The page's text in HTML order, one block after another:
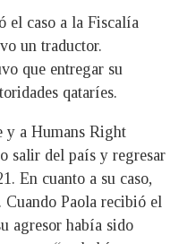
el caso a la Fiscalía
un traductor.
que entregar su
qataríes.
y a Humans Right
salir del país y regresar
En cuanto a su caso,
Paola recibió el
agresor había sido